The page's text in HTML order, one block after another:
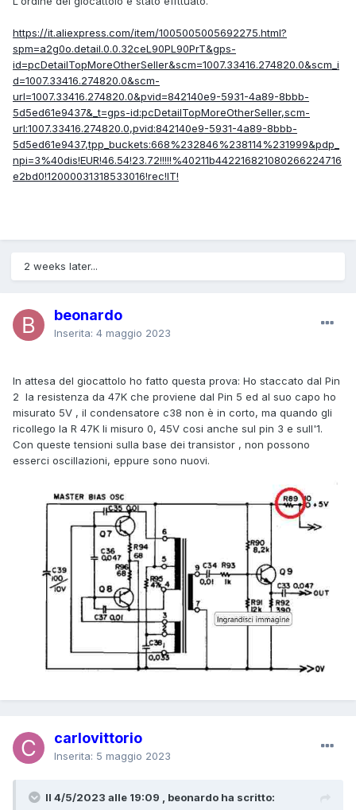
https://it.aliexpress.com/item/1005005005692275.html?
spm=a2g0o.detail.0.0.32ceL90PL90PrT&gps-
id=pcDetailTopMoreOtherSeller&scm=1007.33416.274820.0&scm_i
d=1007.33416.274820.0&scm-
url=1007.33416.274820.0&pvid=842140e9-5931-4a89-8bbb-
5d5ed61e9437&_t=gps-id:pcDetailTopMoreOtherSeller,scm-
url:1007.33416.274820.0,pvid:842140e9-5931-4a89-8bbb-
5d5ed61e9437,tpp_buckets:668%232846%238114%231999&pdp_
npi=3%40dis!EUR!46.54!23.72!!!!!%40211b442216821080266224716
e2bd0!12000031318533016!rec!IT!
2 weeks later...
beonardo
Inserita: 4 maggio 2023
In attesa del giocattolo ho fatto questa prova: Ho staccato dal Pin
2 la resistenza da 47K che proviene dal Pin 5 ed al suo capo ho
misurato 5V , il condensatore c38 non è in corto, ma quando gli
ricollego la R 47K li misuro 0, 45V cosi anche sul pin 3 e sull'1.
Con queste tensioni sulla base dei transistor , non possono
esserci oscillazioni, eppure sono nuovi.
carlovittorio
Inserita: 5 maggio 2023
Il 4/5/2023 alle 19:09 , beonardo ha scritto: